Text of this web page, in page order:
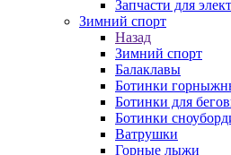
Запчасти для
Зимний спорт
Назад
Зимний спорт
Балаклавы
Ботинки
Ботинки для
Ботинки
Ватрушки
Горные лыжи